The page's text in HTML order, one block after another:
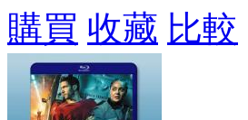
購買 收藏 比較